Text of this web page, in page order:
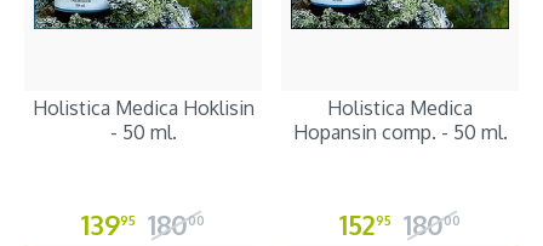
Holistica Medica Hoklisin
- 50 ml.
13995 18000
Holistica Medica
Hopansin comp. - 50 ml.
15295 18000